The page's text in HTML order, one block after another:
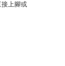
上腳或